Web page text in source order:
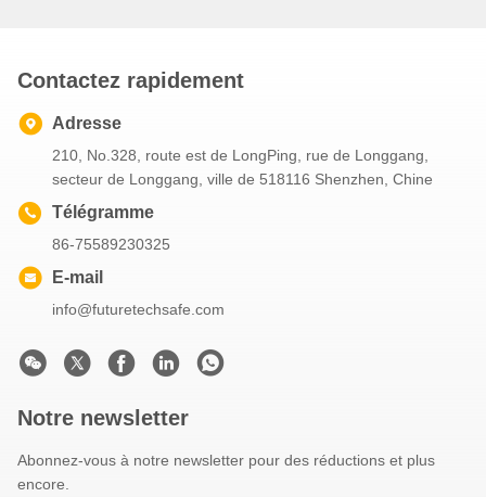
Contactez rapidement
Adresse
210, No.328, route est de LongPing, rue de Longgang,
secteur de Longgang, ville de 518116 Shenzhen, Chine
Télégramme
86-75589230325
E-mail
info@futuretechsafe.com
Notre newsletter
Abonnez-vous à notre newsletter pour des réductions et plus
encore.